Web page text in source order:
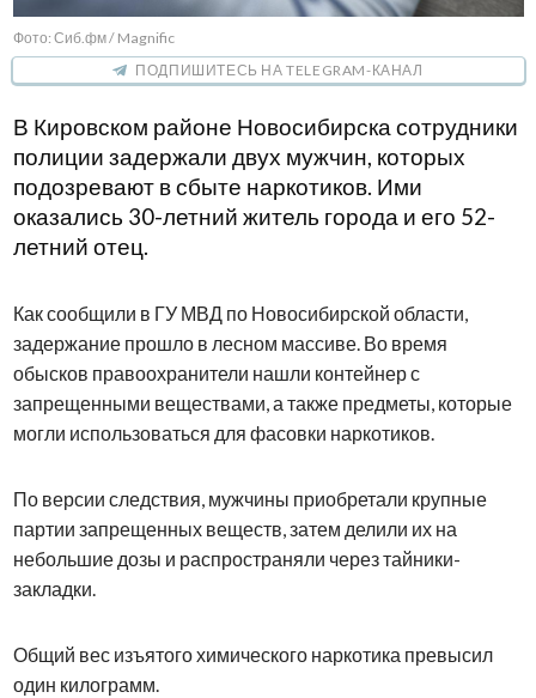
Фото: Сиб.фм / Magnific
ПОДПИШИТЕСЬ НА TELEGRAM-КАНАЛ
В Кировском районе Новосибирска сотрудники
полиции задержали двух мужчин, которых
подозревают в сбыте наркотиков. Ими
оказались 30-летний житель города и его 52-
летний отец.
Как сообщили в ГУ МВД по Новосибирской области,
задержание прошло в лесном массиве. Во время
обысков правоохранители нашли контейнер с
запрещенными веществами, а также предметы, которые
могли использоваться для фасовки наркотиков.
По версии следствия, мужчины приобретали крупные
партии запрещенных веществ, затем делили их на
небольшие дозы и распространяли через тайники-
закладки.
Общий вес изъятого химического наркотика превысил
один килограмм.